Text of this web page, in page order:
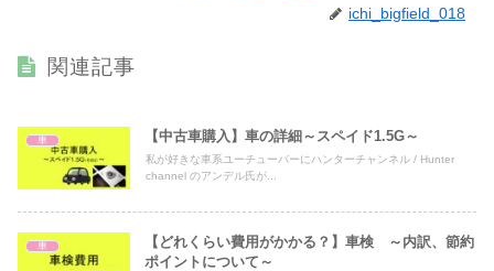
ichi_bigfield_018
関連記事
車 【中古車購入】車の詳細～スペイド1.5G～
私が好きな車系ユーチューバーにハンターチャンネル / Hunter
channel のアンデル氏が...
車
【どれくらい費用がかかる？】車検 ～内訳、節約
ポイントについて～